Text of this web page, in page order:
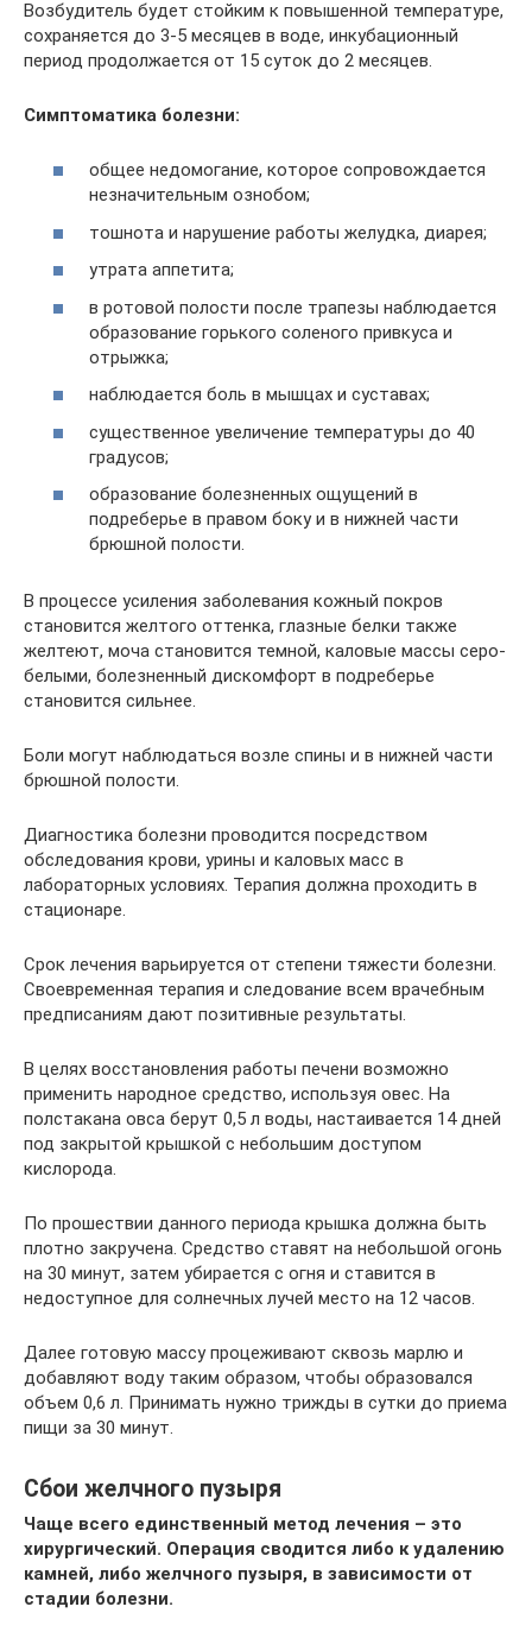
Возбудитель будет стойким к повышенной температуре,
сохраняется до 3-5 месяцев в воде, инкубационный
период продолжается от 15 суток до 2 месяцев.
Симптоматика болезни:
общее недомогание, которое сопровождается
незначительным ознобом;
тошнота и нарушение работы желудка, диарея;
утрата аппетита;
в ротовой полости после трапезы наблюдается
образование горького соленого привкуса и
отрыжка;
наблюдается боль в мышцах и суставах;
существенное увеличение температуры до 40
градусов;
образование болезненных ощущений в
подреберье в правом боку и в нижней части
брюшной полости.
В процессе усиления заболевания кожный покров
становится желтого оттенка, глазные белки также
желтеют, моча становится темной, каловые массы серо-
белыми, болезненный дискомфорт в подреберье
становится сильнее.
Боли могут наблюдаться возле спины и в нижней части
брюшной полости.
Диагностика болезни проводится посредством
обследования крови, урины и каловых масс в
лабораторных условиях. Терапия должна проходить в
стационаре.
Срок лечения варьируется от степени тяжести болезни.
Своевременная терапия и следование всем врачебным
предписаниям дают позитивные результаты.
В целях восстановления работы печени возможно
применить народное средство, используя овес. На
полстакана овса берут 0,5 л воды, настаивается 14 дней
под закрытой крышкой с небольшим доступом
кислорода.
По прошествии данного периода крышка должна быть
плотно закручена. Средство ставят на небольшой огонь
на 30 минут, затем убирается с огня и ставится в
недоступное для солнечных лучей место на 12 часов.
Далее готовую массу процеживают сквозь марлю и
добавляют воду таким образом, чтобы образовался
объем 0,6 л. Принимать нужно трижды в сутки до приема
пищи за 30 минут.
Сбои желчного пузыря
Чаще всего единственный метод лечения – это
хирургический. Операция сводится либо к удалению
камней, либо желчного пузыря, в зависимости от
стадии болезни.